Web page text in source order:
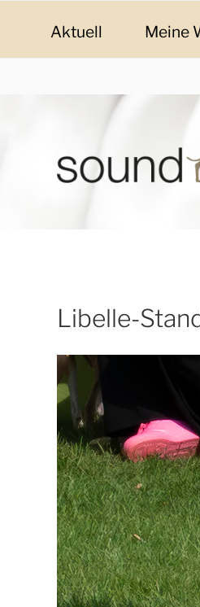
SOUND
sound Soulmates –
Aktuell Meine
Libelle-